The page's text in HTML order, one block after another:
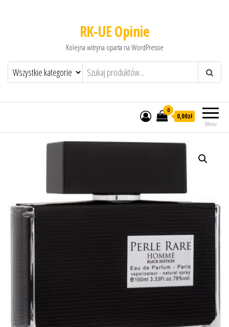
RK-UE Opinie
Kolejna witryna oparta na WordPressie
Menu
0
0,00zł